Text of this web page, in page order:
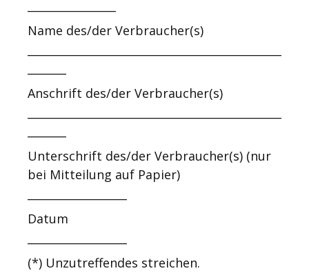
Name des/der Verbraucher(s)
Anschrift des/der Verbraucher(s)
Unterschrift des/der Verbraucher(s) (nur
bei Mitteilung auf Papier)
Datum
(*) Unzutreffendes streichen.